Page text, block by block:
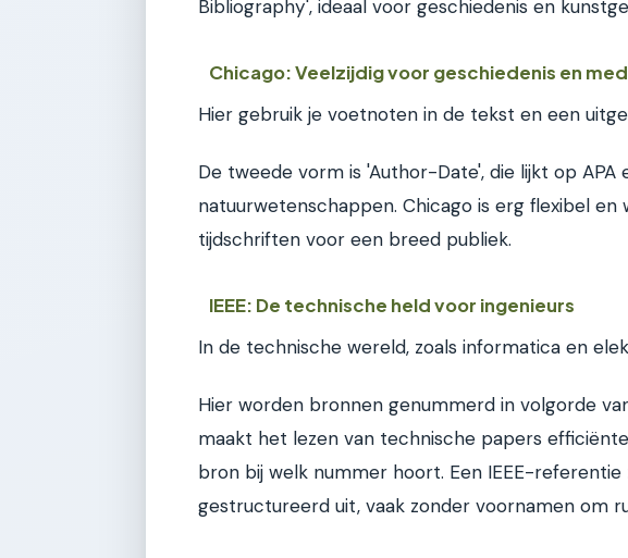
Bibliography', ideaal voor geschiedenis en
Chicago: Veelzijdig voor geschiedenis en
Hier gebruik je voetnoten in de tekst en een
De tweede vorm is 'Author-Date', die lijkt op
natuurwetenschappen. Chicago is erg flexibel
tijdschriften voor een breed publiek.
IEEE: De technische held voor ingenieurs
In de technische wereld, zoals informatica en
Hier worden bronnen genummerd in volgorde
maakt het lezen van technische papers
bron bij welk nummer hoort. Een IEEE-
gestructureerd uit, vaak zonder voornamen om